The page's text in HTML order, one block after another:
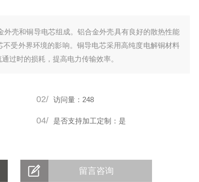
外壳和铜导电芯组成。铝合金外壳具有良好的散热性能
受外界环境的影响。铜导电芯采用高纯度电解铜材料
过时的损耗，提高电力传输效率。
02/ 访问量：248
04/ 是否支持加工定制：是
留言咨询